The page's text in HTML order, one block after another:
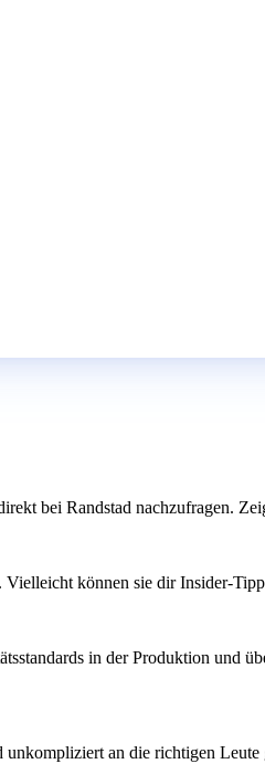
bei Randstad nachzufragen.
können sie dir Insider-
in der Produktion und
an die richtigen